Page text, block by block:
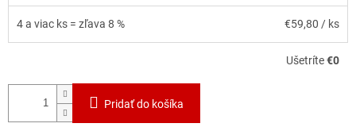
4 a viac ks = zľava 8 % €59,80 / ks
Ušetríte€0
Pridať do košíka